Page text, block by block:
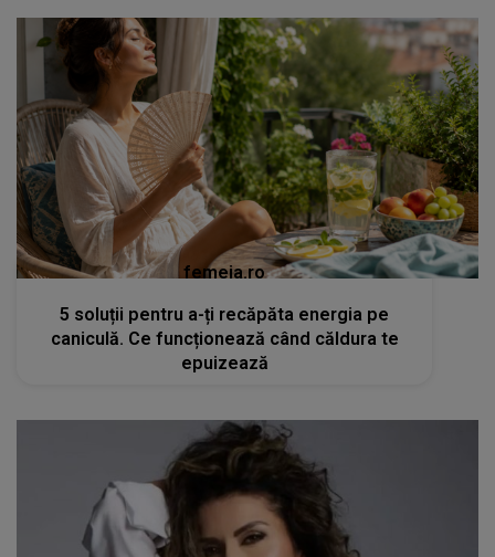
femeia.ro
5 soluții pentru a-ți recăpăta energia pe
caniculă. Ce funcționează când căldura te
epuizează